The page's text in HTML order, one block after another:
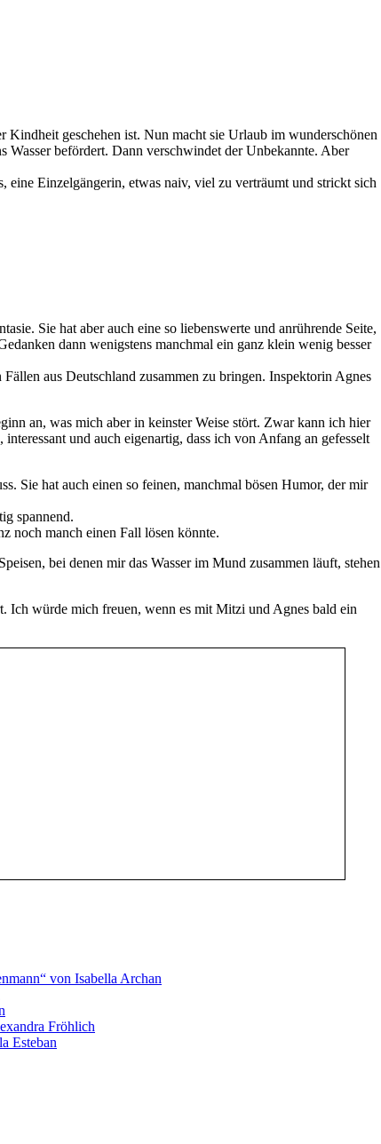
geschehen ist. Nun macht sie Urlaub im wunderschönen
befördert. Dann verschwindet der Unbekannte. Aber
Einzelgängerin, etwas naiv, viel zu verträumt und strickt sich
Sie hat aber auch eine so liebenswerte und anrührende Seite,
dann wenigstens manchmal ein ganz klein wenig besser
aus Deutschland zusammen zu bringen. Inspektorin Agnes
an, was mich aber in keinster Weise stört. Zwar kann ich hier
und auch eigenartig, dass ich von Anfang an gefesselt
Sie hat auch einen so feinen, manchmal bösen Humor, der mir
spannend.
noch manch einen Fall lösen könnte.
bei denen mir das Wasser im Mund zusammen läuft, stehen
Ich würde mich freuen, wenn es mit Mitzi und Agnes bald ein
von Isabella Archan
Fröhlich
Esteban